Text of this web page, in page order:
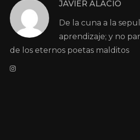
JAVIER ALACIO
De la cuna a la
aprendizaje; y no
de los eternos poetas malditos